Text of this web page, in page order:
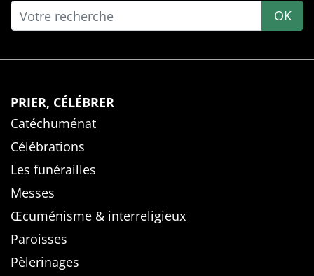
OK
PRIER, CÉLÉBRER
Catéchuménat
Célébrations
Les funérailles
Messes
Œcuménisme & interreligieux
Paroisses
Pèlerinages